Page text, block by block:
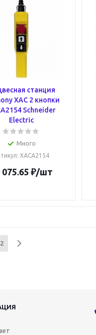
станция
XAC 2 кнопки
Schneider
Electric
Много
: XACA2154
075.65 ₽/шт